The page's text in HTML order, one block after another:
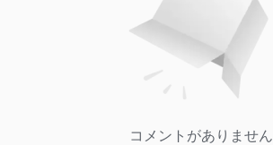
コメントがありません